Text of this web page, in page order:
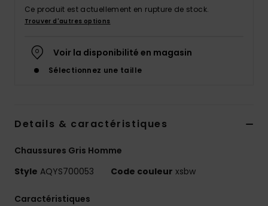
Ce produit est actuellement en rupture de stock.
Trouver d'autres options
Voir la disponibilité en magasin
Sélectionnez une taille
Details & caractéristiques
Chaussures Gris Homme
Style AQYS700053 Code couleur xsbw
Caractéristiques